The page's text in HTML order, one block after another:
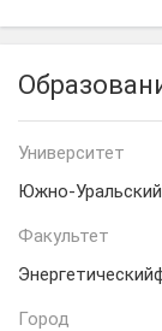
Университет
Южно-Уральский
Факультет
Город